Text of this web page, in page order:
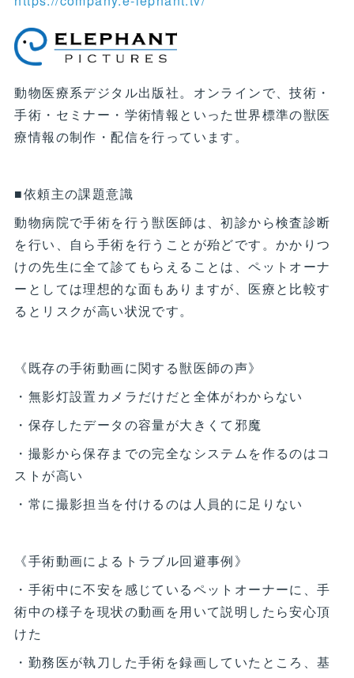
動物医療系デジタル出版社。オンラインで、技術・
手術・セミナー・学術情報といった世界標準の獣医
療情報の制作・配信を行っています。
■依頼主の課題意識
動物病院で手術を行う獣医師は、初診から検査診断
を行い、自ら手術を行うことが殆どです。かかりつ
けの先生に全て診てもらえることは、ペットオーナ
ーとしては理想的な面もありますが、医療と比較す
るとリスクが高い状況です。
《既存の手術動画に関する獣医師の声》
・無影灯設置カメラだけだと全体がわからない
・保存したデータの容量が大きくて邪魔
・撮影から保存までの完全なシステムを作るのはコ
ストが高い
・常に撮影担当を付けるのは人員的に足りない
《手術動画によるトラブル回避事例》
・手術中に不安を感じているペットオーナーに、手
術中の様子を現状の動画を用いて説明したら安心頂
けた
・勤務医が執刀した手術を録画していたところ、基